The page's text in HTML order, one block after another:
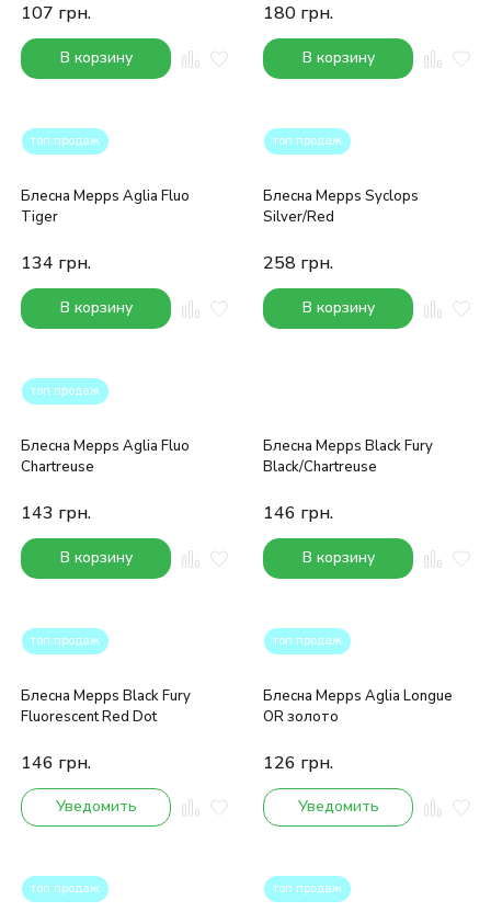
107 грн.
В корзину
180 грн.
В корзину
топ продаж
Блесна Mepps Aglia Fluo
Tiger
134 грн.
В корзину
топ продаж
Блесна Mepps Syclops
Silver/Red
258 грн.
В корзину
топ продаж
Блесна Mepps Aglia Fluo
Chartreuse
143 грн.
В корзину
Блесна Mepps Black Fury
Black/Chartreuse
146 грн.
В корзину
топ продаж
Блесна Mepps Black Fury
Fluorescent Red Dot
146 грн.
Уведомить
топ продаж
Блесна Mepps Aglia Longue
OR золото
126 грн.
Уведомить
топ продаж топ продаж